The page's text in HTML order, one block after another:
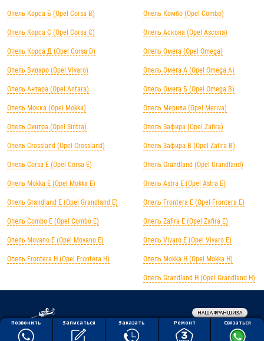
Опель Корса Б (Opel Corsa B)
Опель Корса С (Opel Corsa C)
Опель Корса Д (Opel Corsa D)
Опель Виваро (Opel Vivaro)
Опель Антара (Opel Antara)
Опель Мокка (Opel Mokka)
Опель Синтра (Opel Sintra)
Опель Crossland (Opel Crossland)
Опель Corsa E (Opel Corsa E)
Опель Mokka E (Opel Mokka E)
Опель Grandland E (Opel Grandland E)
Опель Combo E (Opel Combo E)
Опель Movano E (Opel Movano E)
Опель Frontera H (Opel Frontera H)
Опель Комбо (Opel Combo)
Опель Аскона (Opel Ascona)
Опель Омега (Opel Omega)
Опель Омега А (Opel Omega A)
Опель Омега Б (Opel Omega B)
Опель Мерива (Opel Meriva)
Опель Зафира (Opel Zafira)
Опель Зафира B (Opel Zafira B)
Опель Grandland (Opel Grandland)
Опель Astra E (Opel Astra E)
Опель Frontera E (Opel Frontera E)
Опель Zafira E (Opel Zafira E)
Опель Vivaro E (Opel Vivaro E)
Опель Mokka H (Opel Mokka H)
Опель Grandland H (Opel Grandland H)
НАША ФРАНШИЗА
Обработка персональных данных
Политика конфиденциальности
Полезная информация
Позвонить Записаться Заказать Ремонт Связаться